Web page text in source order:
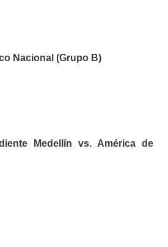
Nacional (Grupo B)
Medellín vs. América de